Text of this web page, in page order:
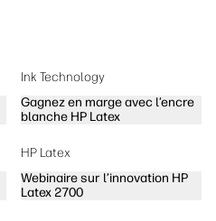
Ink Technology
Gagnez en marge avec l’encre
blanche HP Latex
HP Latex
Webinaire sur l’innovation HP
Latex 2700